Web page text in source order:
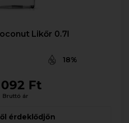
Likőr 0.7l
18%
Ft
Bruttó ár
érdeklődjön